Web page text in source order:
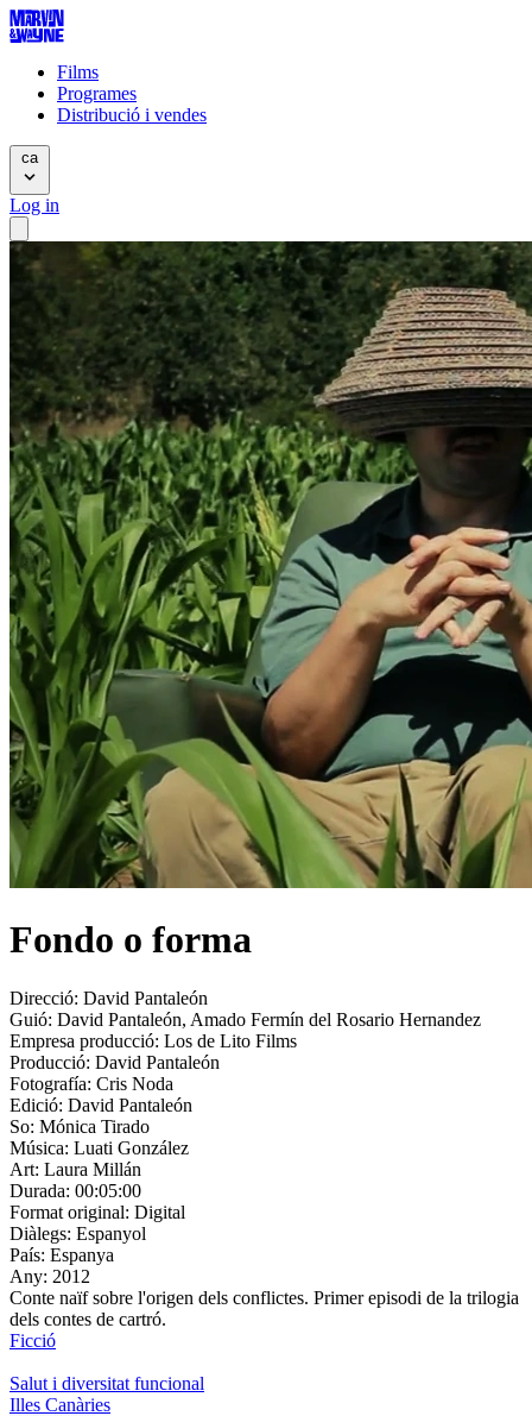
Films
Programes
Distribució i vendes
ca
Log in
Fondo o forma
Direcció: David Pantaleón
Guió: David Pantaleón, Amado Fermín del Rosario Hernandez
Empresa producció: Los de Lito Films
Producció: David Pantaleón
Fotografía: Cris Noda
Edició: David Pantaleón
So: Mónica Tirado
Música: Luati González
Art: Laura Millán
Durada: 00:05:00
Format original: Digital
Diàlegs: Espanyol
País: Espanya
Any: 2012
Conte naïf sobre l'origen dels conflictes. Primer episodi de la trilogia
dels contes de cartró.
Ficció
Salut i diversitat funcional
Illes Canàries